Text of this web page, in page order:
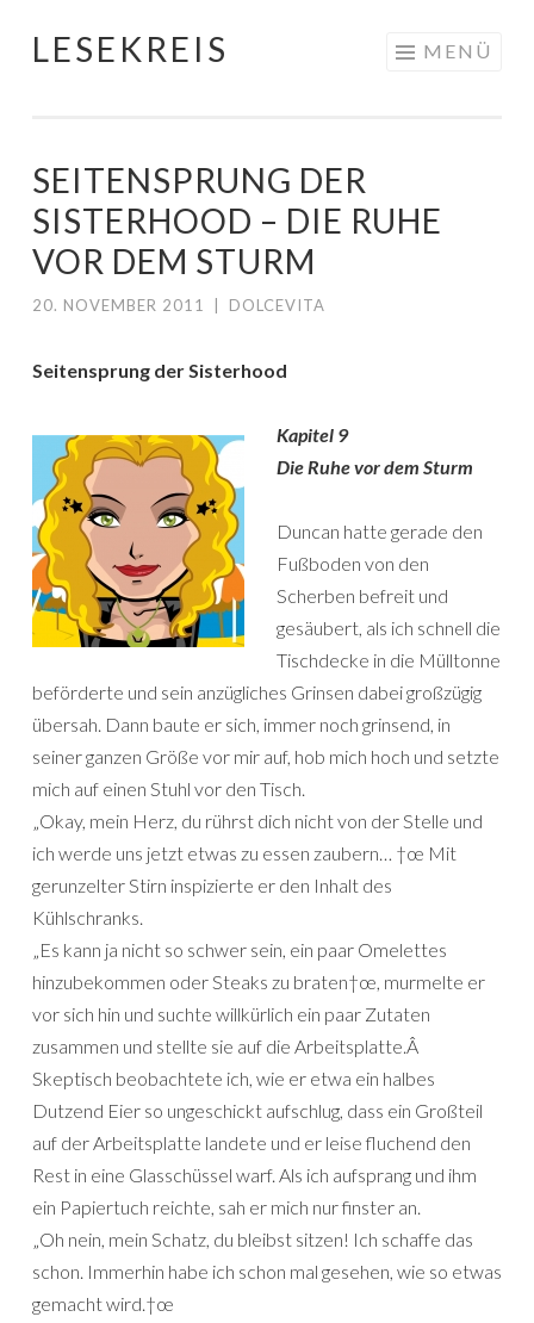
Springe
LESEKREIS MENÜ
SEITENSPRUNG DER
SISTERHOOD – DIE RUHE
VOR DEM STURM
20. NOVEMBER 2011 DOLCEVITA
Seitensprung der Sisterhood
Kapitel 9
Die Ruhe vor dem Sturm
Duncan hatte gerade den
Fußboden von den
Scherben befreit und
gesäubert, als ich schnell die
Tischdecke in die Mülltonne
beförderte und sein anzügliches Grinsen dabei großzügig
übersah. Dann baute er sich, immer noch grinsend, in
seiner ganzen Größe vor mir auf, hob mich hoch und setzte
mich auf einen Stuhl vor den Tisch.
„Okay, mein Herz, du rührst dich nicht von der Stelle und
ich werde uns jetzt etwas zu essen zaubern… †œ Mit
gerunzelter Stirn inspizierte er den Inhalt des
Kühlschranks.
„Es kann ja nicht so schwer sein, ein paar Omelettes
hinzubekommen oder Steaks zu braten†œ, murmelte er
vor sich hin und suchte willkürlich ein paar Zutaten
zusammen und stellte sie auf die Arbeitsplatte.Â
Skeptisch beobachtete ich, wie er etwa ein halbes
Dutzend Eier so ungeschickt aufschlug, dass ein Großteil
auf der Arbeitsplatte landete und er leise fluchend den
Rest in eine Glasschüssel warf. Als ich aufsprang und ihm
ein Papiertuch reichte, sah er mich nur finster an.
„Oh nein, mein Schatz, du bleibst sitzen! Ich schaffe das
schon. Immerhin habe ich schon mal gesehen, wie so etwas
gemacht wird.†œ